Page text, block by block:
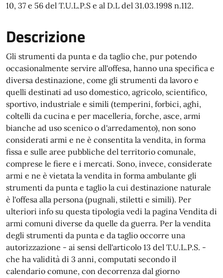
10, 37 e 56 del T.U.L.P.S e al D.L del 31.03.1998 n.112.
Descrizione
Gli strumenti da punta e da taglio che, pur potendo
occasionalmente servire all'offesa, hanno una specifica e
diversa destinazione, come gli strumenti da lavoro e
quelli destinati ad uso domestico, agricolo, scientifico,
sportivo, industriale e simili (temperini, forbici, aghi,
coltelli da cucina e per macelleria, forche, asce, armi
bianche ad uso scenico o d'arredamento), non sono
considerati armi e ne è consentita la vendita, in forma
fissa e sulle aree pubbliche del territorio comunale,
comprese le fiere e i mercati. Sono, invece, considerate
armi e ne è vietata la vendita in forma ambulante gli
strumenti da punta e taglio la cui destinazione naturale
è l'offesa alla persona (pugnali, stiletti e simili). Per
ulteriori info su questa tipologia vedi la pagina Vendita di
armi comuni diverse da quelle da guerra. Per la vendita
degli strumenti da punta e da taglio occorre una
autorizzazione - ai sensi dell'articolo 13 del T.U.L.P.S. -
che ha validità di 3 anni, computati secondo il
calendario comune, con decorrenza dal giorno